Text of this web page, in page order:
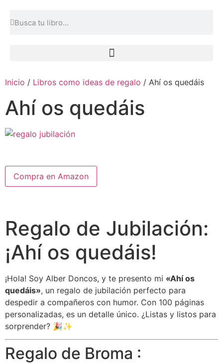
Inicio / Libros como ideas de regalo / Ahí os quedáis
Ahí os quedáis
Compra en Amazon
Regalo de Jubilación:
¡Ahí os quedáis!
¡Hola! Soy Alber Doncos, y te presento mi «Ahí os
quedáis», un regalo de jubilación perfecto para
despedir a compañeros con humor. Con 100 páginas
personalizadas, es un detalle único. ¿Listas y listos para
sorprender? 🎉✨
Regalo de Broma :